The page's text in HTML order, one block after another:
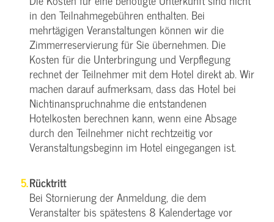
in den Teilnahmegebühren enthalten. Bei
mehrtägigen Veranstaltungen können wir die
Zimmerreservierung für Sie übernehmen. Die
Kosten für die Unterbringung und Verpflegung
rechnet der Teilnehmer mit dem Hotel direkt ab. Wir
machen darauf aufmerksam, dass das Hotel bei
Nichtinanspruchnahme die entstandenen
Hotelkosten berechnen kann, wenn eine Absage
durch den Teilnehmer nicht rechtzeitig vor
Veranstaltungsbeginn im Hotel eingegangen ist.
Rücktritt
Bei Stornierung der Anmeldung, die dem
Veranstalter bis spätestens 8 Kalendertage vor